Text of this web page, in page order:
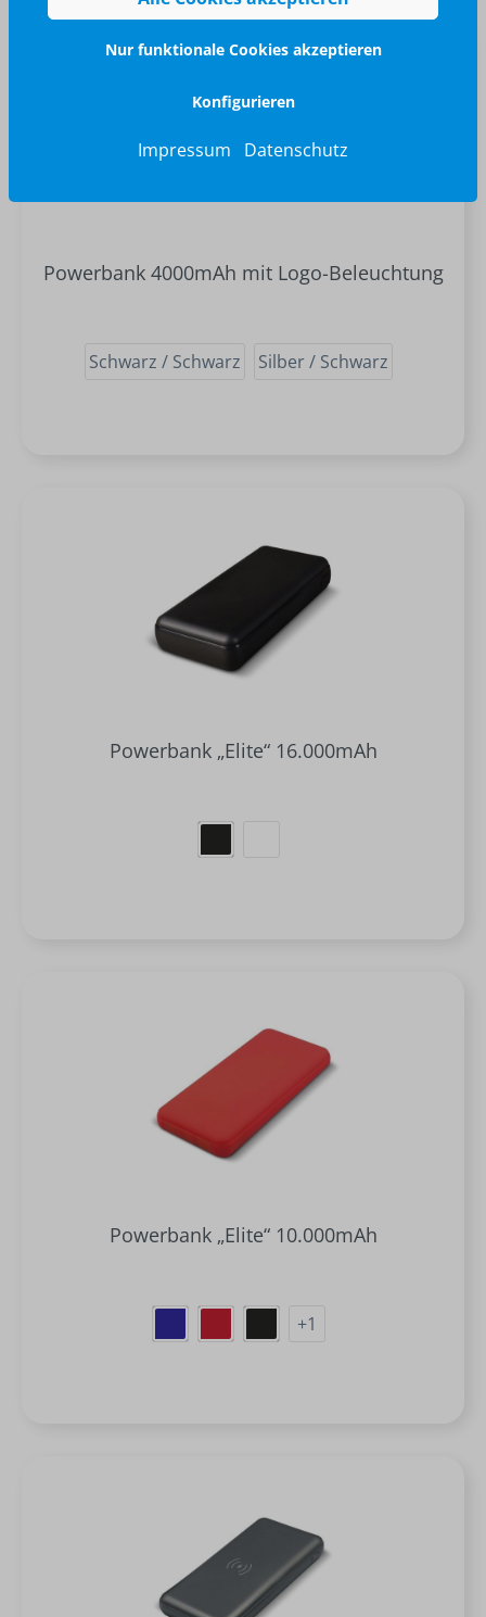
Powerbank 4000mAh mit Logo-Beleuchtung
Schwarz / Schwarz Silber / Schwarz
Powerbank „Elite“ 16.000mAh
Powerbank „Elite“ 10.000mAh
+1
Nur funktionale Cookies akzeptieren
Konfigurieren
Impressum Datenschutz